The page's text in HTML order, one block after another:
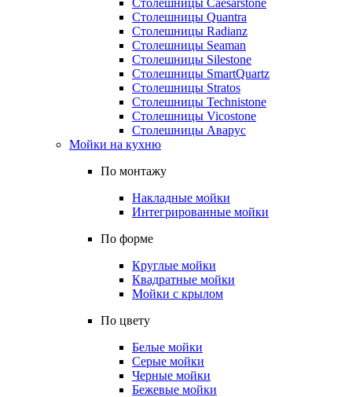
Столешницы Caesarstone
Столешницы Quantra
Столешницы Radianz
Столешницы Seaman
Столешницы Silestone
Столешницы SmartQuartz
Столешницы Stratos
Столешницы Technistone
Столешницы Vicostone
Столешницы Аварус
Мойки на кухню
По монтажу
Накладные мойки
Интегрированные мойки
По форме
Круглые мойки
Квадратные мойки
Мойки с крылом
По цвету
Белые мойки
Серые мойки
Черные мойки
Бежевые мойки